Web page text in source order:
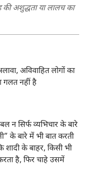
की अशुद्धता या लालच का
अविवाहित लोगों का
गलत नहीं है
न सिर्फ व्यभिचार के बारे
के बारे में भी बात करती
शादी के बाहर, किसी भी
है, फिर चाहे उसमें